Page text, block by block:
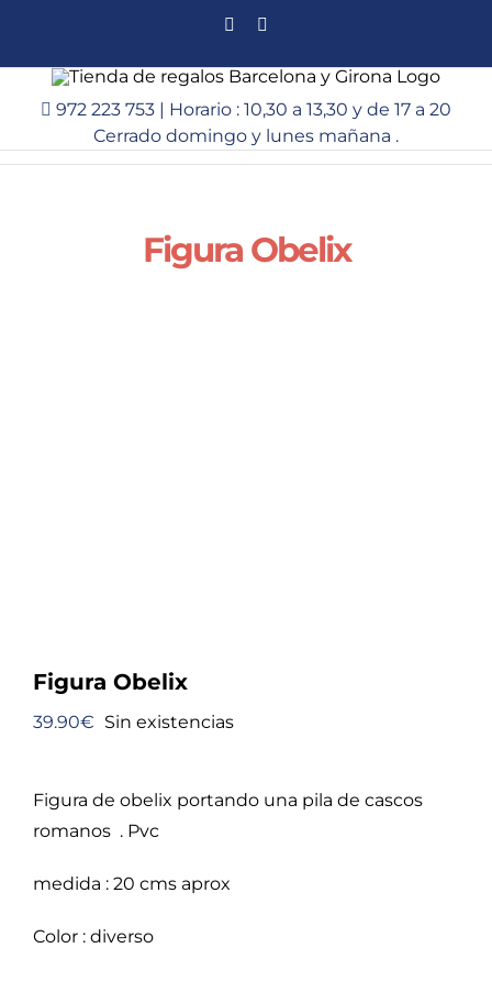
contenido
Facebook
972 223 753 | Horario : 10,30 a 13,30 y de 17 a 20
Cerrado domingo y lunes mañana .
Figura Obelix
Figura Obelix
39.90€ Sin existencias
Figura de obelix portando una pila de cascos
romanos . Pvc
medida : 20 cms aprox
Color : diverso